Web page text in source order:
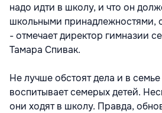
надо идти в школу, и что он
школьными принадлежностями,
- отмечает директор гимназии
Тамара Спивак.
Не лучше обстоят дела и в
воспитывает семерых детей.
они ходят в школу. Правда,